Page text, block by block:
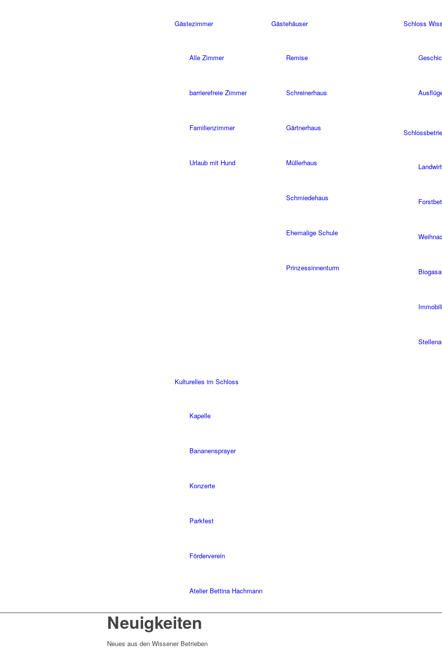
Gästezimmer
Alle Zimmer
barrierefreie Zimmer
Familienzimmer
Urlaub mit Hund
Gästehäuser
Remise
Schreinerhaus
Gärtnerhaus
Müllerhaus
Schmiedehaus
Ehemalige Schule
Prinzessinnenturm
Schloss
Kulturelles im Schloss
Kapelle
Bananensprayer
Konzerte
Parkfest
Förderverein
Atelier Bettina Hachmann
Neuigkeiten
Neues aus den Wissener Betrieben